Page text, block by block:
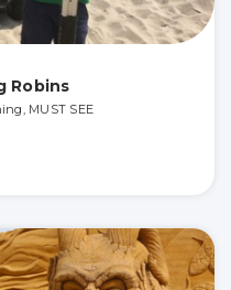
Robins
MUST SEE